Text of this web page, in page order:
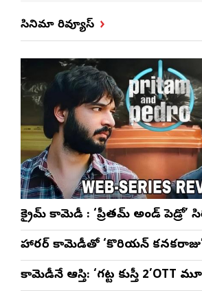
సినిమా రివ్యూస్
క్రైమ్ కామెడీ : ‘ప్రీతమ్ అండ్ పెడ్రో’
హారర్ కామెడీతో ‘కొరియన్
కామెడీనే ఆస్తి: ‘గట్ట కుస్తీ 2’OTT